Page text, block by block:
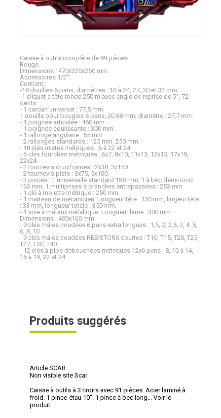
Caisse à outils complète de 89 pièces.
Rouge.
Dimensions : 470x220x260 mm.
Accessoires 1/2''.
Contient :
-18 douilles 6 pans, diamètres : 10 à 24, 27, 30 et 32 mm.
-1 cliquet à tête ronde 250 m avec angle de reprise de 5°, 72
dents.
- 1 cardan universel : 77,5 mm.
1 douille pour bougies 6 pans, 20,88 mm, diamètre : 27,7 mm.
- 1 poignée articulée : 450 mm.
- 1 poignée coulissante : 300 mm.
- 1 rallonge angulaire : 55 mm.
- 2 rallonges standards : 125 mm, 250 mm.
- 18 clés mixtes métriques : 6 à 22 et 24.
- 6 clés fourches métriques : 6x7, 8x10, 11x13, 12x13, 17x19,
22x24.
- 2 tournevis cruciformes : 2x38, 3x150.
- 2 tournevis plats : 3x75, 5x100.
- 3 pinces : 1 universelle standard 188 mm, 1 à bec demi-rond :
163 mm, 1 multiprises à branches entrepassées : 253 mm.
- 1 clé à molette métrique : 250 mm.
- 1 marteau de mécanicien. Longueur tête : 130 mm, largeur tête
: 33 mm, longueur totale : 350 mm.
- 1 scie à métaux métallique. Longueur lame : 300 mm.
Dimensions : 400x160 mm.
- 9 clés mâles coudées 6 pans extra longues : 1,5, 2, 2,5, 3, 4, 5,
6, 8, 10.
- 9 clés mâles coudées RESISTORX courtes : T10, T15, T20, T25,
T27, T30, T40.
- 12 clés à pipe débouchées métriques 12x6 pans : 8, 10 à 14,
16 à 19, 22 et 24.
Produits suggérés
Article SCAR
Non visible site Scar
Caisse à outils à 3 tiroirs avec 91 pièces. Acier laminé à
froid. 1 pince-étau 10''. 1 pince à bec long...
Voir le
produit